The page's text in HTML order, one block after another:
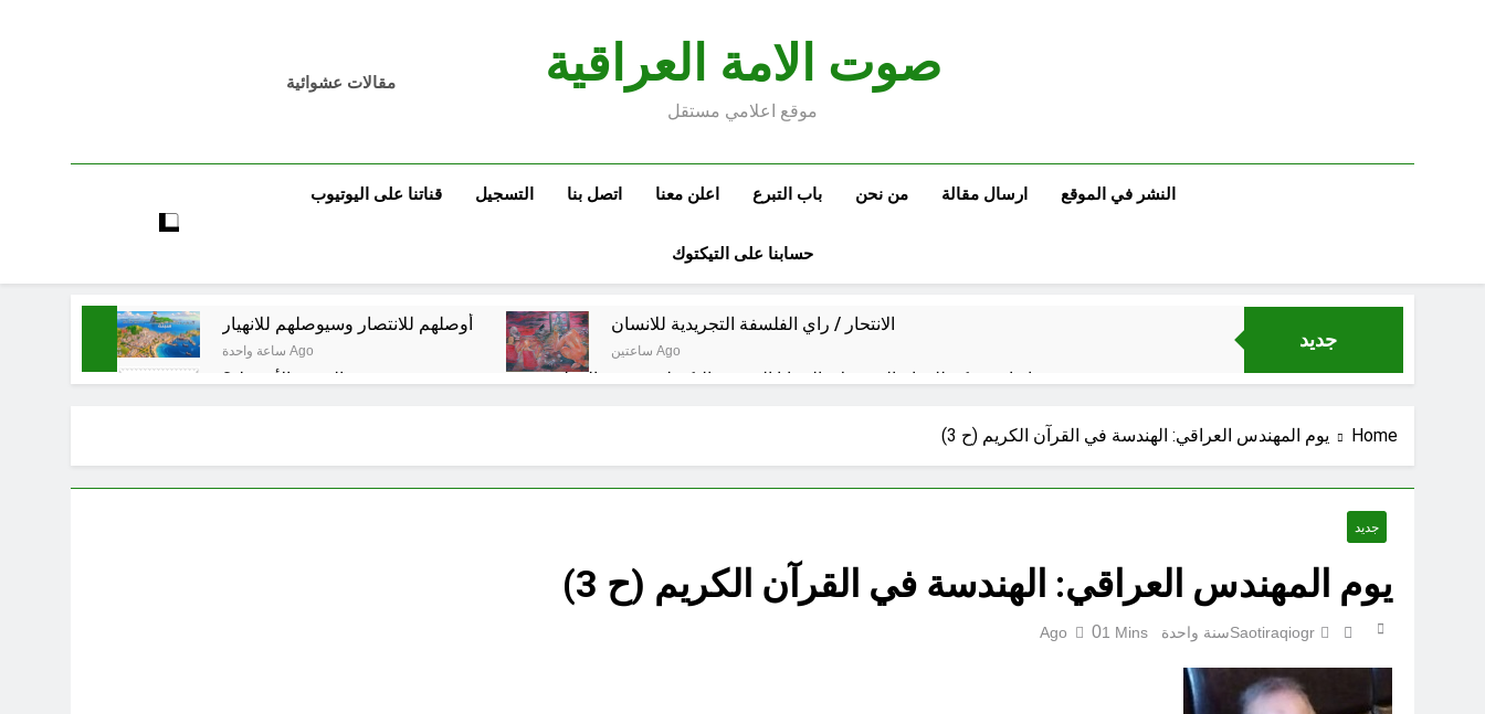
صوت الامة العراقية
موقع اعلامي مستقل
مقالات عشوائية
النشر في الموقع ارسال مقالة من نحن باب التبرع اعلن معنا اتصل بنا التسجيل قناتنا على اليوتيوب
حسابنا على التيكتوك
جديد
أوصلهم للانتصار وسيوصلهم للانهيار
ساعة واحدة Ago
الانتحار / راي الفلسفة التجريدية للانسان
ساعتين Ago
اتفاقية مكة للدفاع المشترك: الخفايا النووية والتكنولوجية غير المعلنة… نحو هندسة ردع جديدة في الشرق الأوسط ؟
الكاتبان باقر الزبيدي ورياض سعد يحذران من الجولاني (ح 5) (لو تغفلون عن أسلحتكم وأمتعتكم فيميلون عليكم ميلة واحدة)
صيف العراق وبغداد… المعتدل بين السخرية الرقمية (سوالف) والحقيقة العلمية
Home يوم المهندس العراقي: الهندسة في القرآن الكريم (ح 3)
جديد
يوم المهندس العراقي: الهندسة في القرآن الكريم (ح 3)
Saotiraqiogrسنة واحدة Ago 01 Mins